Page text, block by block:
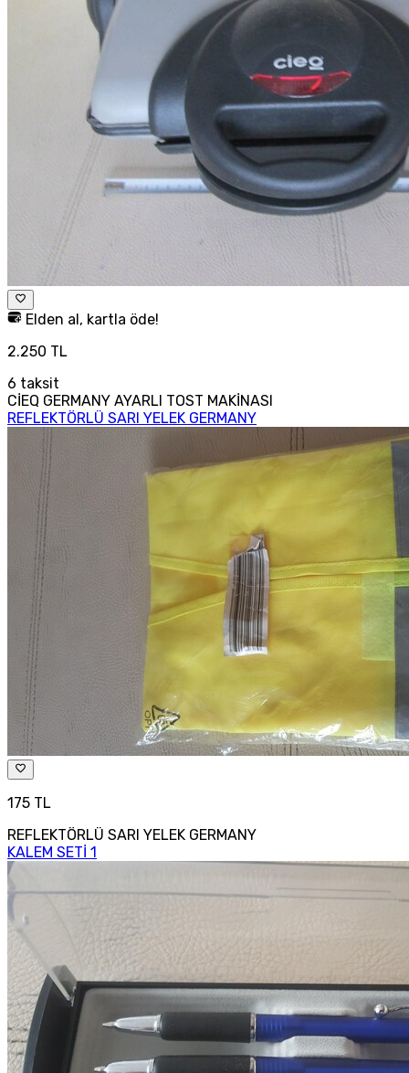
Elden al, kartla öde!
2.250 TL
6 taksit
CİEQ GERMANY AYARLI TOST MAKİNASI
REFLEKTÖRLÜ SARI YELEK GERMANY
175 TL
REFLEKTÖRLÜ SARI YELEK GERMANY
KALEM SETİ 1